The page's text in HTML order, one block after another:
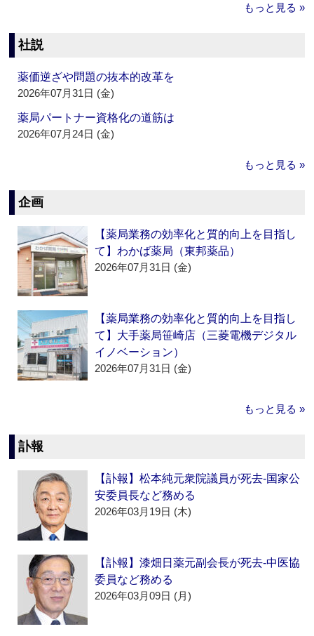
もっと見る »
社説
薬価逆ざや問題の抜本的改革を
2026年07月31日 (金)
薬局パートナー資格化の道筋は
2026年07月24日 (金)
もっと見る »
企画
【薬局業務の効率化と質的向上を目指し
て】わかば薬局（東邦薬品）
2026年07月31日 (金)
【薬局業務の効率化と質的向上を目指し
て】大手薬局笹崎店（三菱電機デジタル
イノベーション）
2026年07月31日 (金)
もっと見る »
訃報
【訃報】松本純元衆院議員が死去‐国家公
安委員長など務める
2026年03月19日 (木)
【訃報】漆畑日薬元副会長が死去‐中医協
委員など務める
2026年03月09日 (月)